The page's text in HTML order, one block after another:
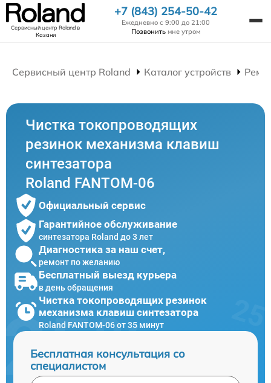
Сервисный центр Rolandв
Казани
+7 (843) 254-50-42
Ежедневно с 9:00 до 21:00
Позвонить мне утром
Сервисный центр Roland Каталог устройств
Чистка токопроводящих
резинок механизма клавиш
синтезатора
Roland FANTOM-06
Официальный сервис
Гарантийное обслуживание
синтезатора Roland до 3 лет
Диагностика за наш счет,
ремонт по желанию
Бесплатный выезд курьера
в день обращения
Чистка токопроводящих резинок
механизма клавиш синтезатора
Roland FANTOM-06 от 35 минут
Бесплатная консультация со
специалистом